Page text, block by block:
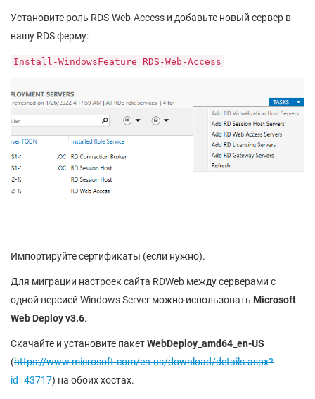
Установите роль RDS-Web-Access и добавьте новый сервер в
вашу RDS ферму:
Install-WindowsFeature RDS-Web-Access
Импортируйте сертификаты (если нужно).
Для миграции настроек сайта RDWeb между серверами с
одной версией Windows Server можно использовать Microsoft
Web Deploy v3.6.
Скачайте и установите пакетWebDeploy_amd64_en-US
(https://www.microsoft.com/en-us/download/details.aspx?
id=43717) на обоих хостах.